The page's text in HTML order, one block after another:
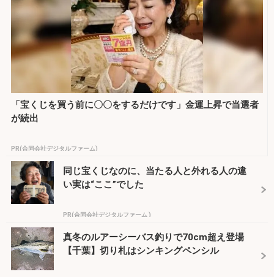
「宝くじを買う前に〇〇をするだけです」金運上昇で当選者
が続出
PR(合同会社デジタルファーム)
同じ宝くじなのに、当たる人と外れる人の違
い実は“ここ”でした
PR(合同会社デジタルファーム )
真冬のルアーシーバス釣りで70cm超え登場
【千葉】切り札はシンキングペンシル